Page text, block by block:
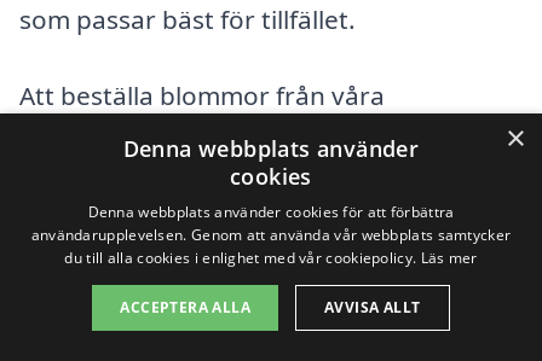
som passar bäst för tillfället.
Att beställa blommor från våra
rekommenderade företag är enkelt och
bekvämt. Med ett par klick kan du välja
blommor, ange leveransadress och betala
online. Dessutom har många florister
möjlighet att skicka blommorna samma
×
Denna webbplats använder
cookies
Denna webbplats använder cookies för att förbättra
användarupplevelsen. Genom att använda vår webbplats samtycker
du till alla cookies i enlighet med vår cookiepolicy. Läs mer
ACCEPTERA ALLA AVVISA ALLT